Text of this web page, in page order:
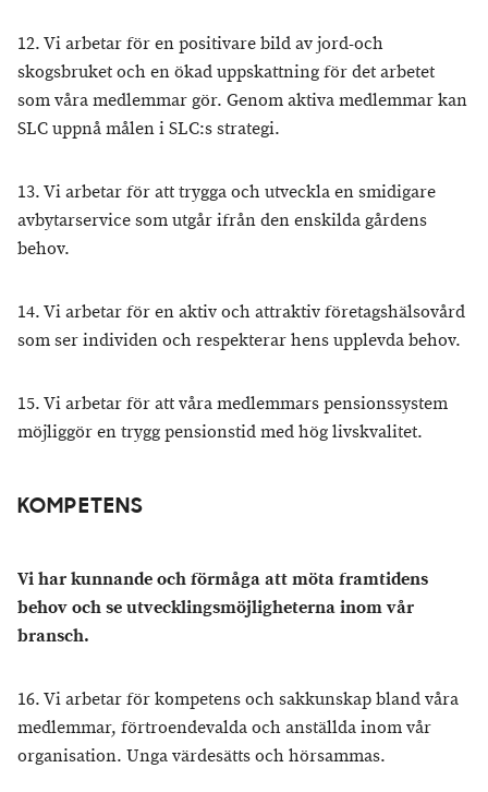
12. Vi arbetar för en positivare bild av jord-och
skogsbruket och en ökad uppskattning för det arbetet
som våra medlemmar gör. Genom aktiva medlemmar kan
SLC uppnå målen i SLC:s strategi.
13. Vi arbetar för att trygga och utveckla en smidigare
avbytarservice som utgår ifrån den enskilda gårdens
behov.
14. Vi arbetar för en aktiv och attraktiv företagshälsovård
som ser individen och respekterar hens upplevda behov.
15. Vi arbetar för att våra medlemmars pensionssystem
möjliggör en trygg pensionstid med hög livskvalitet.
KOMPETENS
Vi har kunnande och förmåga att möta framtidens
behov och se utvecklingsmöjligheterna inom vår
bransch.
16. Vi arbetar för kompetens och sakkunskap bland våra
medlemmar, förtroendevalda och anställda inom vår
organisation. Unga värdesätts och hörsammas.